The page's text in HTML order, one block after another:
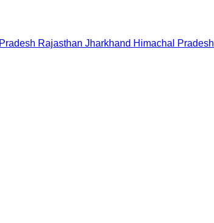
Rajasthan Jharkhand Himachal Pradesh